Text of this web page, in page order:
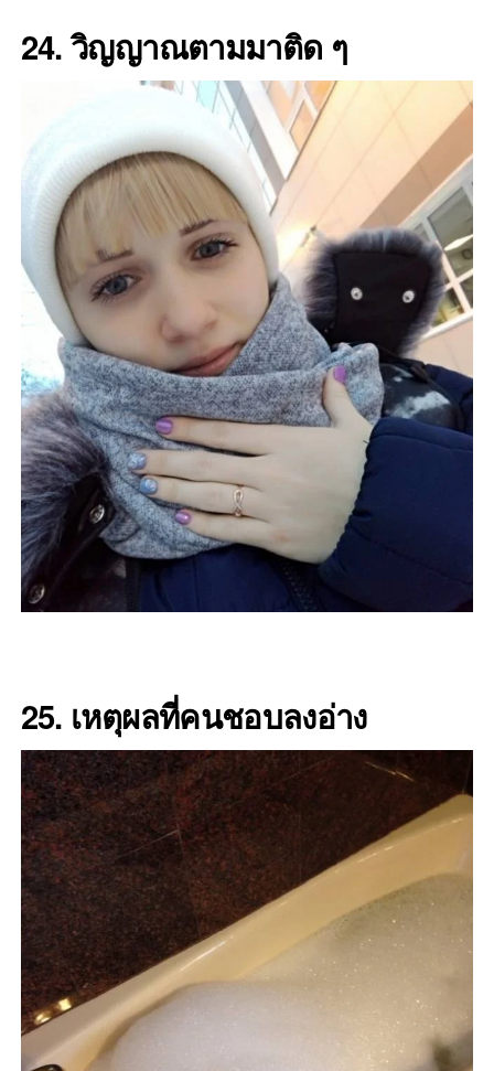
24. วิญญาณตามมาติด ๆ
25. เหตุผลที่คนชอบลงอ่าง